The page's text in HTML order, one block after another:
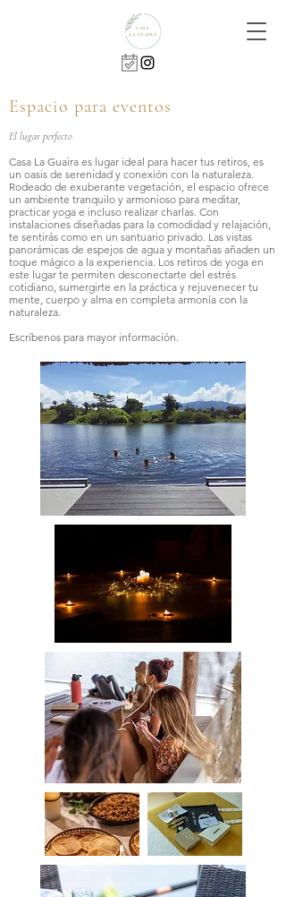
Espacio para eventos
El lugar perfecto
Casa La Guaira es lugar ideal para hacer tus retiros, es
un oasis de serenidad y conexión con la naturaleza.
Rodeado de exuberante vegetación, el espacio ofrece
un ambiente tranquilo y armonioso para meditar,
practicar yoga e incluso realizar charlas. Con
instalaciones diseñadas para la comodidad y relajación,
te sentirás como en un santuario privado. Las vistas
panorámicas de espejos de agua y montañas añaden un
toque mágico a la experiencia. Los retiros de yoga en
este lugar te permiten desconectarte del estrés
cotidiano, sumergirte en la práctica y rejuvenecer tu
mente, cuerpo y alma en completa armonía con la
naturaleza.
Escríbenos para mayor información.